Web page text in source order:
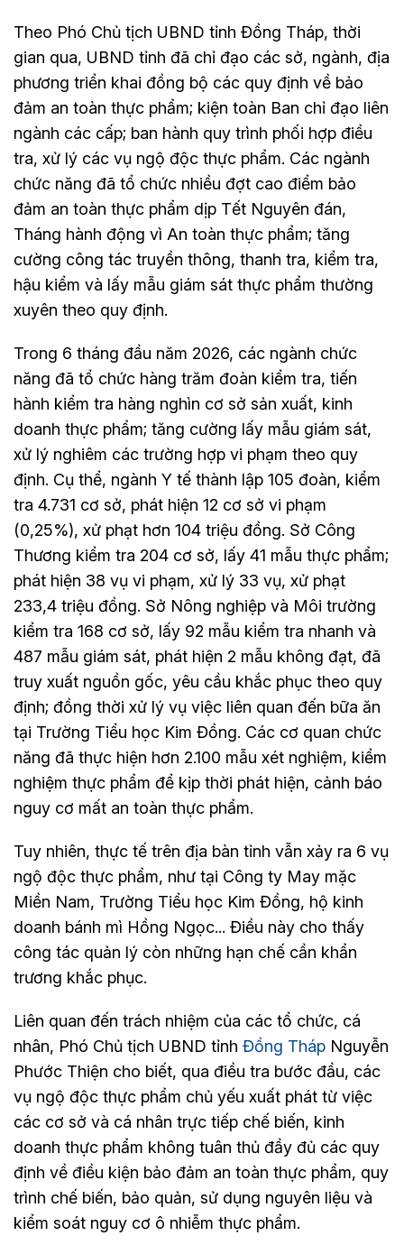
Theo Phó Chủ tịch UBND tỉnh Đồng Tháp, thời
gian qua, UBND tỉnh đã chỉ đạo các sở, ngành, địa
phương triển khai đồng bộ các quy định về bảo
đảm an toàn thực phẩm; kiện toàn Ban chỉ đạo liên
ngành các cấp; ban hành quy trình phối hợp điều
tra, xử lý các vụ ngộ độc thực phẩm. Các ngành
chức năng đã tổ chức nhiều đợt cao điểm bảo
đảm an toàn thực phẩm dịp Tết Nguyên đán,
Tháng hành động vì An toàn thực phẩm; tăng
cường công tác truyền thông, thanh tra, kiểm tra,
hậu kiểm và lấy mẫu giám sát thực phẩm thường
xuyên theo quy định.
Trong 6 tháng đầu năm 2026, các ngành chức
năng đã tổ chức hàng trăm đoàn kiểm tra, tiến
hành kiểm tra hàng nghìn cơ sở sản xuất, kinh
doanh thực phẩm; tăng cường lấy mẫu giám sát,
xử lý nghiêm các trường hợp vi phạm theo quy
định. Cụ thể, ngành Y tế thành lập 105 đoàn, kiểm
tra 4.731 cơ sở, phát hiện 12 cơ sở vi phạm
(0,25%), xử phạt hơn 104 triệu đồng. Sở Công
Thương kiểm tra 204 cơ sở, lấy 41 mẫu thực phẩm;
phát hiện 38 vụ vi phạm, xử lý 33 vụ, xử phạt
233,4 triệu đồng. Sở Nông nghiệp và Môi trường
kiểm tra 168 cơ sở, lấy 92 mẫu kiểm tra nhanh và
487 mẫu giám sát, phát hiện 2 mẫu không đạt, đã
truy xuất nguồn gốc, yêu cầu khắc phục theo quy
định; đồng thời xử lý vụ việc liên quan đến bữa ăn
tại Trường Tiểu học Kim Đồng. Các cơ quan chức
năng đã thực hiện hơn 2.100 mẫu xét nghiệm, kiểm
nghiệm thực phẩm để kịp thời phát hiện, cảnh báo
nguy cơ mất an toàn thực phẩm.
Tuy nhiên, thực tế trên địa bàn tỉnh vẫn xảy ra 6 vụ
ngộ độc thực phẩm, như tại Công ty May mặc
Miền Nam, Trường Tiểu học Kim Đồng, hộ kinh
doanh bánh mì Hồng Ngọc... Điều này cho thấy
công tác quản lý còn những hạn chế cần khẩn
trương khắc phục.
Liên quan đến trách nhiệm của các tổ chức, cá
nhân, Phó Chủ tịch UBND tỉnh Đồng Tháp Nguyễn
Phước Thiện cho biết, qua điều tra bước đầu, các
vụ ngộ độc thực phẩm chủ yếu xuất phát từ việc
các cơ sở và cá nhân trực tiếp chế biến, kinh
doanh thực phẩm không tuân thủ đầy đủ các quy
định về điều kiện bảo đảm an toàn thực phẩm, quy
trình chế biến, bảo quản, sử dụng nguyên liệu và
kiểm soát nguy cơ ô nhiễm thực phẩm.